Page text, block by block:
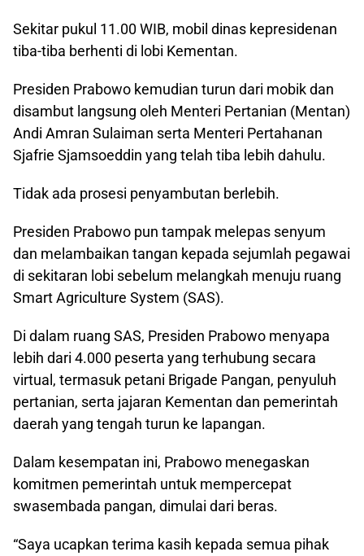
Sekitar pukul 11.00 WIB, mobil dinas kepresidenan
tiba-tiba berhenti di lobi Kementan.
Presiden Prabowo kemudian turun dari mobik dan
disambut langsung oleh Menteri Pertanian (Mentan)
Andi Amran Sulaiman serta Menteri Pertahanan
Sjafrie Sjamsoeddin yang telah tiba lebih dahulu.
Tidak ada prosesi penyambutan berlebih.
Presiden Prabowo pun tampak melepas senyum
dan melambaikan tangan kepada sejumlah pegawai
di sekitaran lobi sebelum melangkah menuju ruang
Smart Agriculture System (SAS).
Di dalam ruang SAS, Presiden Prabowo menyapa
lebih dari 4.000 peserta yang terhubung secara
virtual, termasuk petani Brigade Pangan, penyuluh
pertanian, serta jajaran Kementan dan pemerintah
daerah yang tengah turun ke lapangan.
Dalam kesempatan ini, Prabowo menegaskan
komitmen pemerintah untuk mempercepat
swasembada pangan, dimulai dari beras.
“Saya ucapkan terima kasih kepada semua pihak